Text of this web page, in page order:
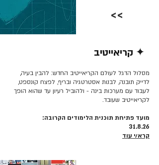
>>
✦ קריאייטיב
מסלול הדגל לעולם הקריאייטיב החדש: להבין בעיה,
לדייק תובנה, לבנות אסטרטגיה ובריף, לפצח קונספט,
לעבוד עם מערכות בינה - ולהוביל רעיון עד שהוא הופך
לקריאייטיב שעובד.
מועד פתיחת תוכנית הלימודים הקרובה:
31.8.26
קרא/י עוד